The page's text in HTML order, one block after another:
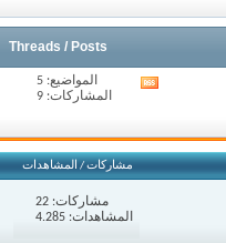
المنتدى
Threads / Posts
مشاهدة
تغذيات
المنتدى
المواضيع: 5
المشاركات: 9
مشاركات/المشاهدات
مشاركات:22
المشاهدات: 4.285